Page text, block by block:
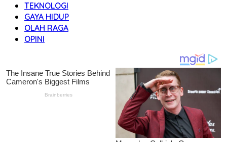
TEKNOLOGI
GAYA HIDUP
OLAH RAGA
OPINI